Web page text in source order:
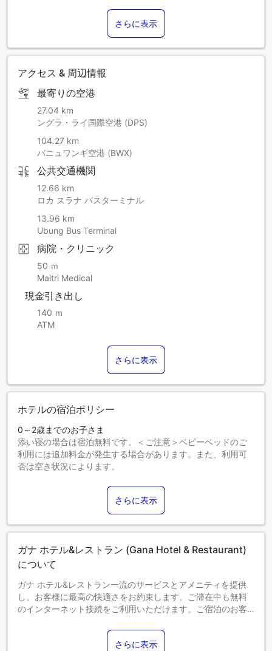
さらに表示
アクセス & 周辺情報
最寄りの空港
27.04 km
ングラ・ライ国際空港 (DPS)
104.27 km
バニュワンギ空港 (BWX)
公共交通機関
12.66 km
ロカ スラナ バスターミナル
13.96 km
Ubung Bus Terminal
病院・クリニック
50 ｍ
Maitri Medical
現金引き出し
140 ｍ
ATM
さらに表示
ホテルの宿泊ポリシー
0～2歳までのお子さま
添い寝の場合は宿泊無料です。＜ご注意＞ベビーベッドのご
利用には追加料金が発生する場合があります。また、利用可
否は空き状況によります。
添い寝の場合は宿泊無料です。
12歳以上のゲストは大人とみなされます。
エキストラベッドの追加可否は、お部屋タイプにより異なり
ます。各部屋タイプ欄の記載をご確認ください。
さらに表示
ガナ ホテル&レストラン (Gana Hotel & Restaurant)
について
ガナ ホテル&レストラン一流のサービスとアメニティを提供
し、お客様に最高の快適さをお約束します。ご滞在中も無料
のインターネット接続をご利用いただけます。ご宿泊のお客
フロントデスクチームは、コンシェルジュサービスなどのア
メニティでお客様を親身にサポートします。 当宿泊施設で
さらに表示